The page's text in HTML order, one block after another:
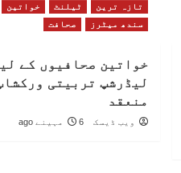
تازہ ترین ٹیلنٹ
خواتین
سندھ میٹرز
صحافت
خواتین صحافیوں کے
لیڈرشپ تربیتی
منعقد
ویب ڈیسک 6 مہینے ago